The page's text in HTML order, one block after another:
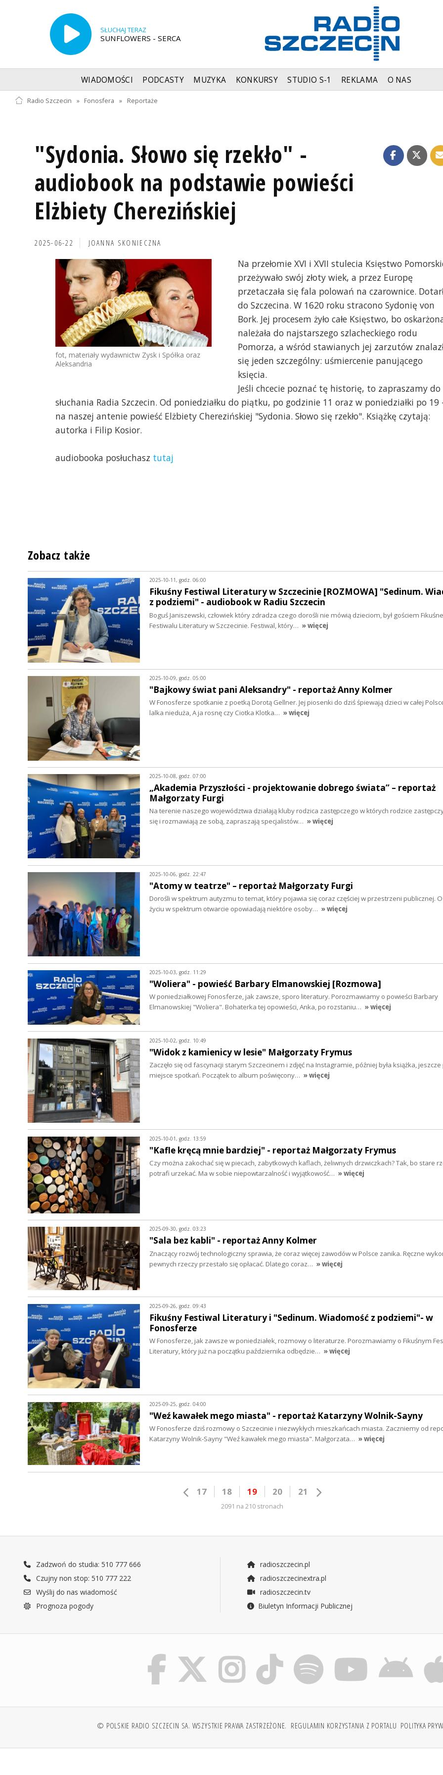
SŁUCHAJ TERAZ
SUNFLOWERS - SERCA
WIADOMOŚCI PODCASTY MUZYKA KONKURSY STUDIO S-1 REKLAMA O NAS
Radio Szczecin » Fonosfera » Reportaże
"Sydonia. Słowo się rzekło" -
audiobook na podstawie powieści
Elżbiety Cherezińskiej
2025-06-22 JOANNA SKONIECZNA
fot, materiały wydawnictw Zysk i Spółka oraz
Aleksandria
Na przełomie XVI i XVII stulecia Księstwo
przeżywało swój złoty wiek, a przez Europę
przetaczała się fala polowań na czarownice.
do Szczecina. W 1620 roku stracono Sydonię von
Bork. Jej procesem żyło całe Księstwo, bo
należała do najstarszego szlacheckiego rodu
Pomorza, a wśród stawianych jej zarzutów
się jeden szczególny: uśmiercenie panującego
księcia.
Jeśli chcecie poznać tę historię, to zapraszamy do
słuchania Radia Szczecin. Od poniedziałku do piątku, po godzinie 11 oraz w poniedziałki po 19
na naszej antenie powieść Elżbiety Cherezińskiej "Sydonia. Słowo się rzekło". Książkę czytają:
autorka i Filip Kosior.
audiobooka posłuchasz tutaj
Zobacz także
2025-10-11, godz. 06:00
Fikuśny Festiwal Literatury w Szczecinie [ROZMOWA] "Sedinum.
z podziemi" - audiobook w Radiu Szczecin
Boguś Janiszewski, człowiek który zdradza czego dorośli nie mówią dzieciom, był gościem
Festiwalu Literatury w Szczecinie. Festiwal, który… » więcej
2025-10-09, godz. 05:00
"Bajkowy świat pani Aleksandry" - reportaż Anny Kolmer
W Fonosferze spotkanie z poetką Dorotą Gellner. Jej piosenki do dziś śpiewają dzieci w całej
lalka nieduża, A ja rosnę czy Ciotka Klotka… » więcej
2025-10-08, godz. 07:00
„Akademia Przyszłości - projektowanie dobrego świata” – reportaż
Małgorzaty Furgi
Na terenie naszego województwa działają kluby rodzica zastępczego w których rodzice
się i rozmawiają ze sobą, zapraszają specjalistów… » więcej
2025-10-06, godz. 22:47
"Atomy w teatrze" – reportaż Małgorzaty Furgi
Dorośli w spektrum autyzmu to temat, który pojawia się coraz częściej w przestrzeni publicznej.
życiu w spektrum otwarcie opowiadają niektóre osoby… » więcej
2025-10-03, godz. 11:29
"Woliera" - powieść Barbary Elmanowskiej [Rozmowa]
W poniedziałkowej Fonosferze, jak zawsze, sporo literatury. Porozmawiamy o powieści Barbary
Elmanowskiej "Woliera". Bohaterka tej opowieści, Anka, po rozstaniu… » więcej
2025-10-02, godz. 10:49
"Widok z kamienicy w lesie" Małgorzaty Frymus
Zaczęło się od fascynacji starym Szczecinem i zdjęć na Instagramie, później była książka, jeszcze
miejsce spotkań. Początek to album poświęcony… » więcej
2025-10-01, godz. 13:59
"Kafle kręcą mnie bardziej" - reportaż Małgorzaty Frymus
Czy można zakochać się w piecach, zabytkowych kaflach, żeliwnych drzwiczkach? Tak, bo stare
potrafi urzekać. Ma w sobie niepowtarzalność i wyjątkowość… » więcej
2025-09-30, godz. 03:23
"Sala bez kabli" - reportaż Anny Kolmer
Znaczący rozwój technologiczny sprawia, że coraz więcej zawodów w Polsce zanika. Ręczne
pewnych rzeczy przestało się opłacać. Dlatego coraz… » więcej
2025-09-26, godz. 09:43
Fikuśny Festiwal Literatury i "Sedinum. Wiadomość z podziemi"- w
Fonosferze
W Fonosferze, jak zawsze w poniedziałek, rozmowy o literaturze. Porozmawiamy o Fikuśnym
Literatury, który już na początku października odbędzie… » więcej
2025-09-25, godz. 04:00
"Weź kawałek mego miasta" - reportaż Katarzyny Wolnik-Sayny
W Fonosferze dziś rozmowy o Szczecinie i niezwykłych mieszkańcach miasta. Zaczniemy od
Katarzyny Wolnik-Sayny "Weź kawałek mego miasta". Małgorzata… » więcej
17 18 19 20 21
2091 na 210 stronach
Zadzwoń do studia: 510 777 666
Czujny non stop: 510 777 222
Wyślij do nas wiadomość
Prognoza pogody
radioszczecin.pl
radioszczecinextra.pl
radioszczecin.tv
Biuletyn Informacji Publicznej
© POLSKIE RADIO SZCZECIN SA. WSZYSTKIE PRAWA ZASTRZEŻONE. REGULAMIN KORZYSTANIA Z PORTALU POLITYKA